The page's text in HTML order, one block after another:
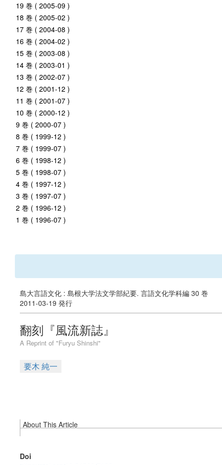
19 巻 ( 2005-09 )
18 巻 ( 2005-02 )
17 巻 ( 2004-08 )
16 巻 ( 2004-02 )
15 巻 ( 2003-08 )
14 巻 ( 2003-01 )
13 巻 ( 2002-07 )
12 巻 ( 2001-12 )
11 巻 ( 2001-07 )
10 巻 ( 2000-12 )
9 巻 ( 2000-07 )
8 巻 ( 1999-12 )
7 巻 ( 1999-07 )
6 巻 ( 1998-12 )
5 巻 ( 1998-07 )
4 巻 ( 1997-12 )
3 巻 ( 1997-07 )
2 巻 ( 1996-12 )
1 巻 ( 1996-07 )
島大言語文化 : 島根大学法文学部紀要. 言語文化学科編 30 巻
2011-03-19 発行
翻刻『風流新誌』
A Reprint of "Furyu Shinshi"
要木 純一
About This Article
Doi